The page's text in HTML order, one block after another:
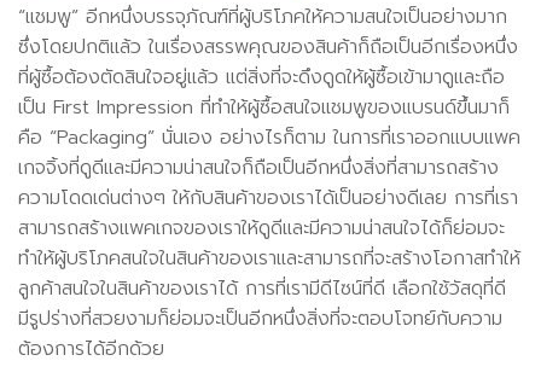
“แชมพู” อีกหนึ่งบรรจุภัณฑ์ที่ผู้บริโภคให้ความสนใจเป็นอย่างมาก
ซึ่งโดยปกติแล้ว ในเรื่องสรรพคุณของสินค้าก็ถือเป็นอีกเรื่องหนึ่ง
ที่ผู้ซื้อต้องตัดสินใจอยู่แล้ว แต่สิ่งที่จะดึงดูดให้ผู้ซื้อเข้ามาดูและถือ
เป็น First Impression ที่ทำให้ผู้ซื้อสนใจแชมพูของแบรนด์ขึ้นมาก็
คือ “Packaging” นั่นเอง อย่างไรก็ตาม ในการที่เราออกแบบแพค
เกจจิ้งที่ดูดีและมีความน่าสนใจก็ถือเป็นอีกหนึ่งสิ่งที่สามารถสร้าง
ความโดดเด่นต่างๆ ให้กับสินค้าของเราได้เป็นอย่างดีเลย การที่เรา
สามารถสร้างแพคเกจของเราให้ดูดีและมีความน่าสนใจได้ก็ย่อมจะ
ทำให้ผู้บริโภคสนใจในสินค้าของเราและสามารถที่จะสร้างโอกาสทำให้
ลูกค้าสนใจในสินค้าของเราได้ การที่เรามีดีไซน์ที่ดี เลือกใช้วัสดุที่ดี
มีรูปร่างที่สวยงามก็ย่อมจะเป็นอีกหนึ่งสิ่งที่จะตอบโจทย์กับความ
ต้องการได้อีกด้วย